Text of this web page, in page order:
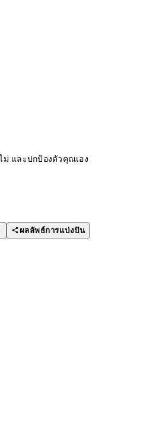
และปกป้องตัวคุณเอง
ผลลัพธ์การแบ่งปัน